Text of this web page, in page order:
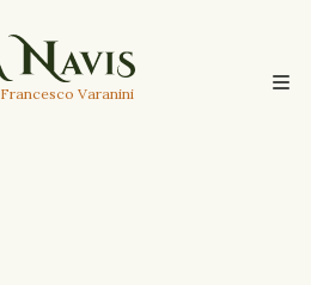
Francesco Varanini